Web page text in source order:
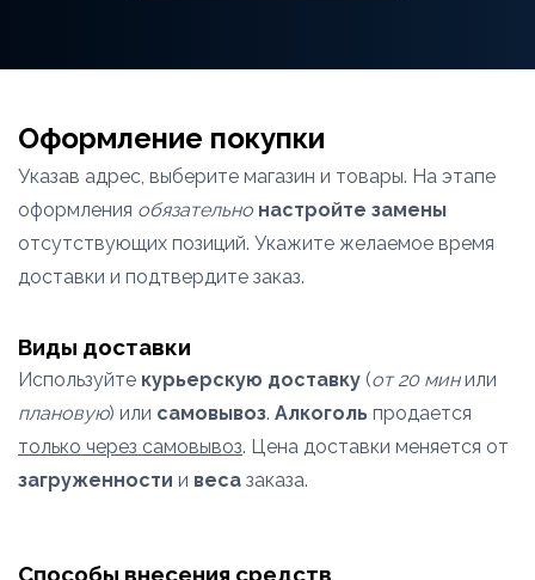
Оформление покупки
Указав адрес, выберите магазин и товары. На этапе
оформления обязательно настройте замены
отсутствующих позиций. Укажите желаемое время
доставки и подтвердите заказ.
Виды доставки
Используйте курьерскую доставку (от 20 минили
плановую) или самовывоз. Алкоголь продается
только через самовывоз. Цена доставки меняется от
загруженности и веса заказа.
Способы внесения средств